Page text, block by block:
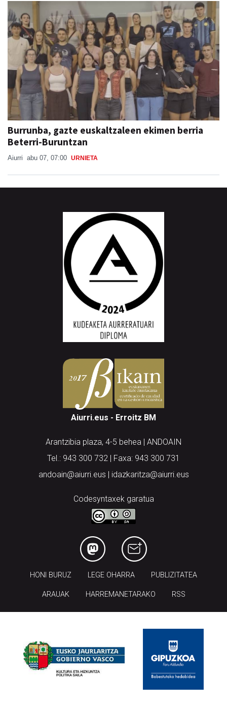
Burrunba, gazte euskaltzaleen ekimen berria
Beterri-Buruntzan
Aiurri abu 07, 07:00 URNIETA
Aiurri.eus - Erroitz BM
Arantzibia plaza, 4-5 behea | ANDOAIN
Tel.: 943 300 732 | Faxa: 943 300 731
andoain@aiurri.eus | idazkaritza@aiurri.eus
Codesyntaxek garatua
HONI BURUZ LEGE OHARRA PUBLIZITATEA
ARAUAK HARREMANETARAKO RSS